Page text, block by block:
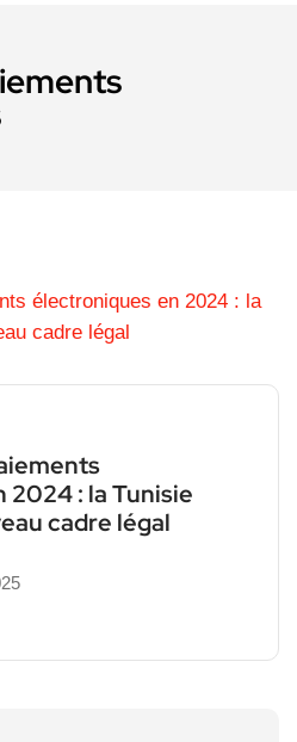
: la Tunisie
cadre légal